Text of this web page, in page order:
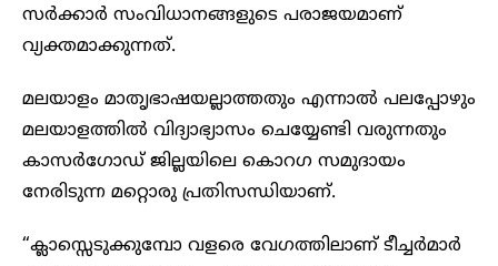
സർക്കാർ സംവിധാനങ്ങളുടെ പരാജയമാണ്
വ്യക്തമാക്കുന്നത്.
മലയാളം മാതൃഭാഷയല്ലാത്തതും എന്നാൽ പലപ്പോഴും
മലയാളത്തിൽ വിദ്യാഭ്യാസം ചെയ്യേണ്ടി വരുന്നതും
കാസർഗോഡ് ജില്ലയിലെ കൊറഗ സമുദായം
നേരിടുന്ന മറ്റൊരു പ്രതിസന്ധിയാണ്.
“ക്ലാസ്സെടുക്കുമ്പോ വളരെ വേഗത്തിലാണ് ടീച്ചർമാർ